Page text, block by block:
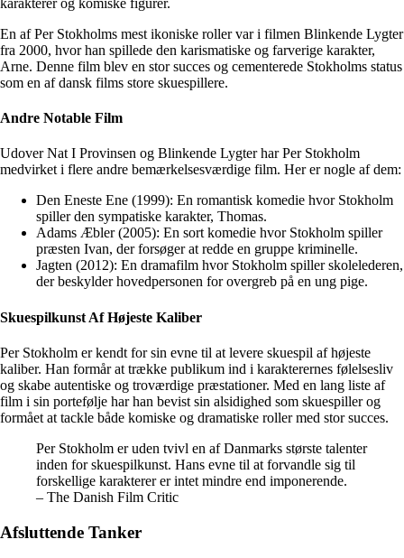
En af Per Stokholms mest ikoniske roller var i filmen Blinkende Lygter
fra 2000, hvor han spillede den karismatiske og farverige karakter,
Arne. Denne film blev en stor succes og cementerede Stokholms status
som en af dansk films store skuespillere.
Andre Notable Film
Udover Nat I Provinsen og Blinkende Lygter har Per Stokholm
medvirket i flere andre bemærkelsesværdige film. Her er nogle af dem:
Den Eneste Ene (1999): En romantisk komedie hvor Stokholm
spiller den sympatiske karakter, Thomas.
Adams Æbler (2005): En sort komedie hvor Stokholm spiller
præsten Ivan, der forsøger at redde en gruppe kriminelle.
Jagten (2012): En dramafilm hvor Stokholm spiller skolelederen,
der beskylder hovedpersonen for overgreb på en ung pige.
Skuespilkunst Af Højeste Kaliber
Per Stokholm er kendt for sin evne til at levere skuespil af højeste
kaliber. Han formår at trække publikum ind i karakterernes følelsesliv
og skabe autentiske og troværdige præstationer. Med en lang liste af
film i sin portefølje har han bevist sin alsidighed som skuespiller og
formået at tackle både komiske og dramatiske roller med stor succes.
Per Stokholm er uden tvivl en af Danmarks største talenter
inden for skuespilkunst. Hans evne til at forvandle sig til
forskellige karakterer er intet mindre end imponerende.
– The Danish Film Critic
Afsluttende Tanker